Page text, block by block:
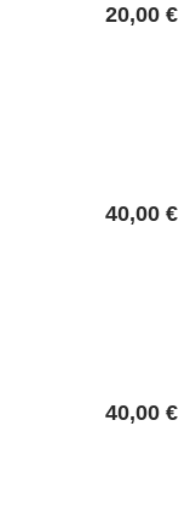
20,00 €
40,00 €
40,00 €